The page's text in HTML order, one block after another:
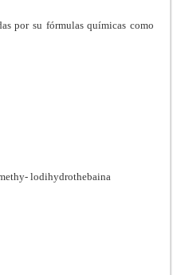
por su fórmulas químicas como
lodihydrothebaina